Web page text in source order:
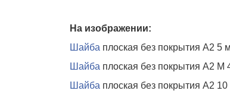
На изображении:
Шайба плоская без покрытия А2
Шайба плоская без покрытия А2 М
Шайба плоская без покрытия А2